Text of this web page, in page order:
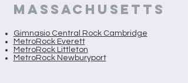
Massachusetts
Gimnasio Central Rock Cambridge
MetroRock Everett
MetroRock Littleton
MetroRock Newburyport